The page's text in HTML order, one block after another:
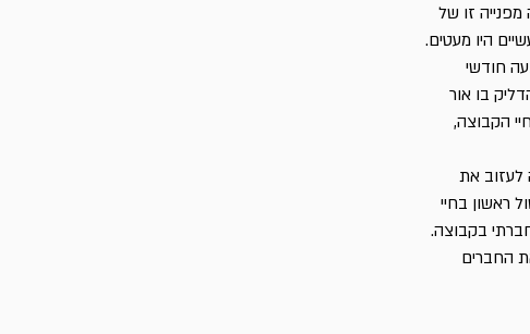
זו של
היו מעטים.
חודשי
בו אור
הקבוצה,
לעזוב את
ראשון בחיי
בקבוצה.
החברים